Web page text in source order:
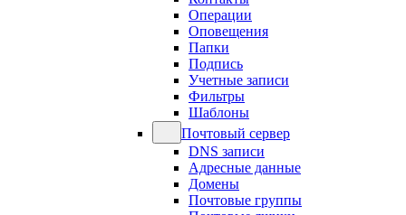
Операции
Оповещения
Папки
Подпись
Учетные записи
Фильтры
Шаблоны
Почтовый сервер
DNS записи
Адресные данные
Домены
Почтовые группы